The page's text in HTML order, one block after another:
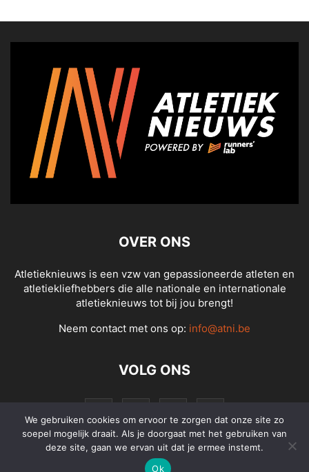
OVER ONS
Atletieknieuws is een vzw van gepassioneerde atleten en
atletiekliefhebbers die alle nationale en internationale
atletieknieuws tot bij jou brengt!
Neem contact met ons op: info@atni.be
VOLG ONS
We gebruiken cookies om ervoor te zorgen dat onze site zo
soepel mogelijk draait. Als je doorgaat met het gebruiken van
deze site, gaan we ervan uit dat je ermee instemt.
Ok